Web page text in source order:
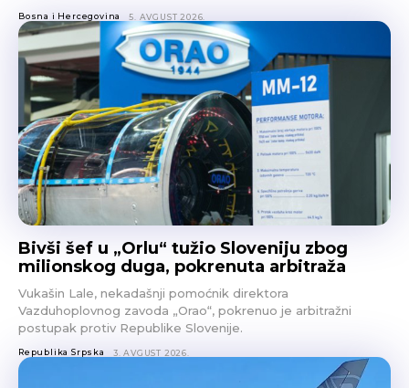
Bosna i Hercegovina 5. AVGUST 2026.
Bivši šef u „Orlu“ tužio Sloveniju zbog
milionskog duga, pokrenuta arbitraža
Vukašin Lale, nekadašnji pomoćnik direktora
Vazduhoplovnog zavoda „Orao“, pokrenuo je arbitražni
postupak protiv Republike Slovenije.
Republika Srpska 3. AVGUST 2026.